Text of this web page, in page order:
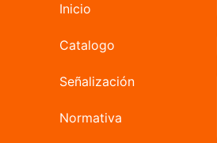
Inicio
Catalogo
Señalización
Normativa